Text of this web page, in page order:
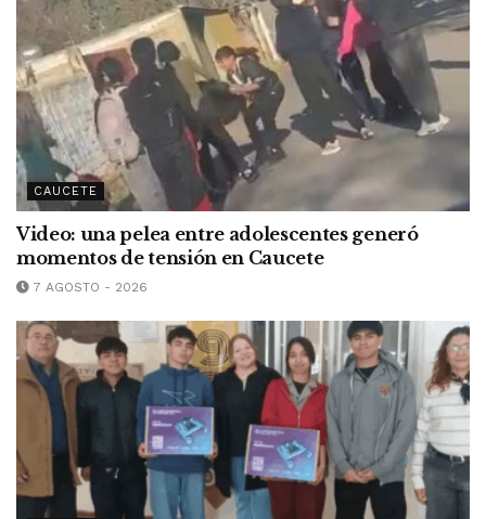
CAUCETE
Video: una pelea entre adolescentes generó
momentos de tensión en Caucete
7 AGOSTO - 2026